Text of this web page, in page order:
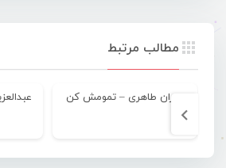
مطالب مرتبط
عمران طاهری – تمومش کن